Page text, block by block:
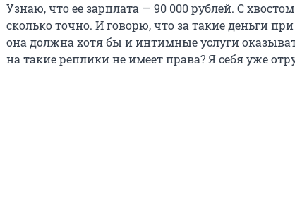
Узнаю, что ее зарплата — 90 000 рублей. С
сколько точно. И говорю, что за такие деньги
она должна хотя бы и интимные услуги
на такие реплики не имеет права? Я себя уже